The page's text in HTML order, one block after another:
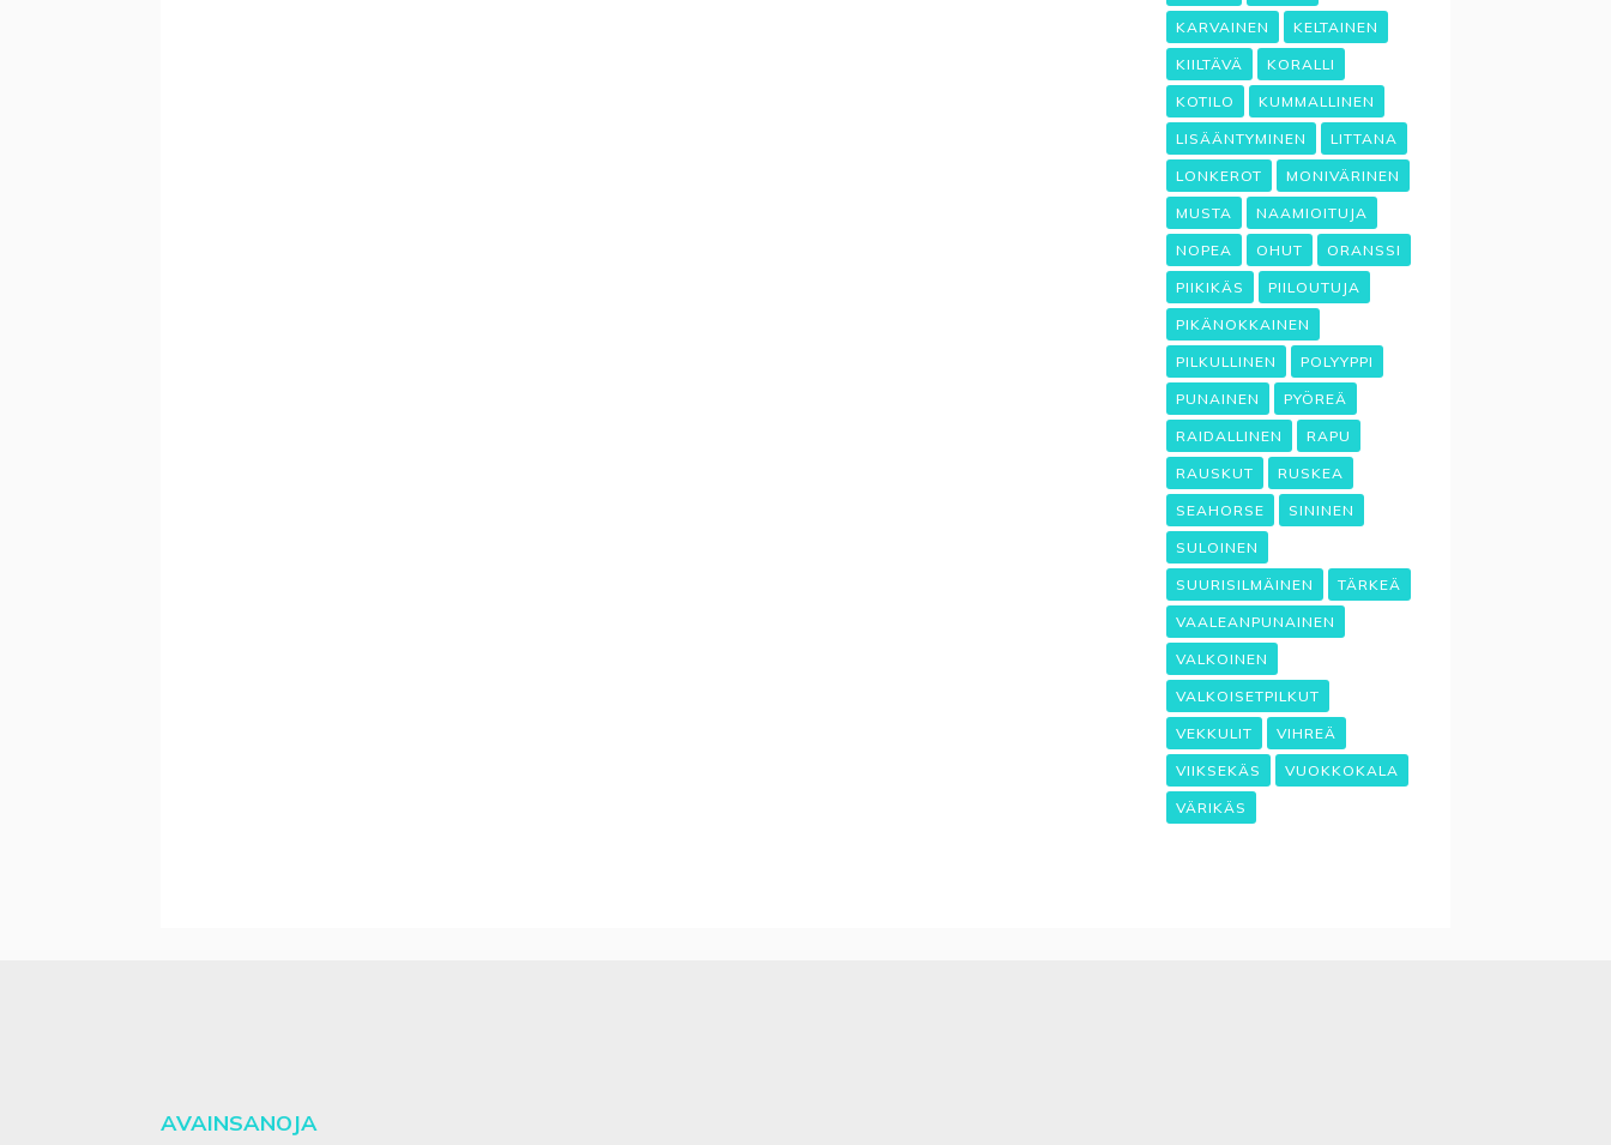
KARVAINEN KELTAINEN
KIILTÄVÄ KORALLI
KOTILO KUMMALLINEN
LISÄÄNTYMINEN LITTANA
LONKEROT MONIVÄRINEN
MUSTA NAAMIOITUJA
NOPEA OHUT ORANSSI
PIIKIKÄS PIILOUTUJA
PIKÄNOKKAINEN
PILKULLINEN POLYYPPI
PUNAINEN PYÖREÄ
RAIDALLINEN RAPU
RAUSKUT RUSKEA
SEAHORSE SININEN
SULOINEN
SUURISILMÄINEN TÄRKEÄ
VAALEANPUNAINEN
VALKOINEN
VALKOISETPILKUT
VEKKULIT VIHREÄ
VIIKSEKÄS VUOKKOKALA
VÄRIKÄS
AVAINSANOJA